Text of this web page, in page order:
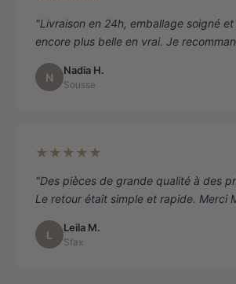
"Livraison en 24h, emballage soigné
encore plus belle en vrai. Je
N
Nadia H.
Sousse
★★★★★
"Des pièces de grande qualité à des
Le retour était simple et rapide. Merci
L
Leila M.
Sfax